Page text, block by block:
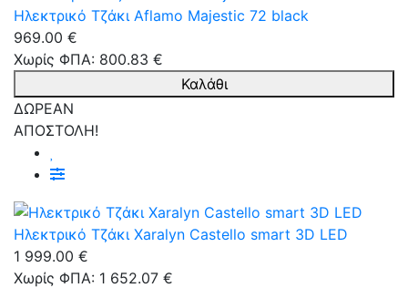
Ηλεκτρικό Τζάκι Aflamo Majestic 72 black
969.00 €
Χωρίς ΦΠΑ: 800.83 €
Καλάθι
ΔΩΡΕΑΝ
ΑΠΟΣΤΟΛΗ!
Ηλεκτρικό Τζάκι Xaralyn Castello smart 3D LED
1 999.00 €
Χωρίς ΦΠΑ: 1 652.07 €